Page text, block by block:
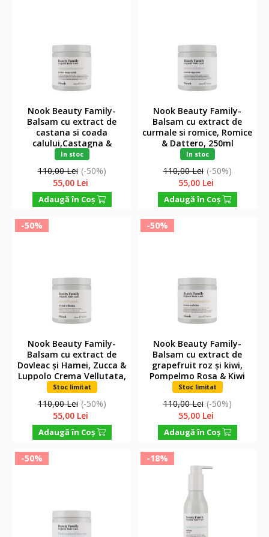
Nook Beauty Family-
Balsam cu extract de
castana si coada
calului,Castagna &
Equiseto Crema
In stoc
110,00 Lei (-50%)
55,00 Lei
Adaugă în Coş
Nook Beauty Family-
Balsam cu extract de
curmale si romice, Romice
& Dattero, 250ml
In stoc
110,00 Lei (-50%)
55,00 Lei
Adaugă în Coş
-50%
Nook Beauty Family-
Balsam cu extract de
Dovleac și Hamei, Zucca &
Luppolo Crema Vellutata,
250ml
Stoc limitat
110,00 Lei (-50%)
55,00 Lei
Adaugă în Coş
-50%
Nook Beauty Family-
Balsam cu extract de
grapefruit roz și kiwi,
Pompelmo Rosa & Kiwi
Crema Sorbetto, 250ml
Stoc limitat
110,00 Lei (-50%)
55,00 Lei
Adaugă în Coş
-50% -18%